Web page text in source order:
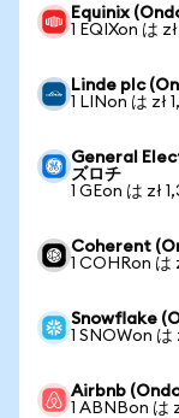
Equinix
1 EQIXon は
Linde plc
1 LINon は zł
General
ズロチ
1 GEon は zł
Coherent
1 COHRon は
Snowflake
1 SNOWon は
Airbnb
1 ABNBon は